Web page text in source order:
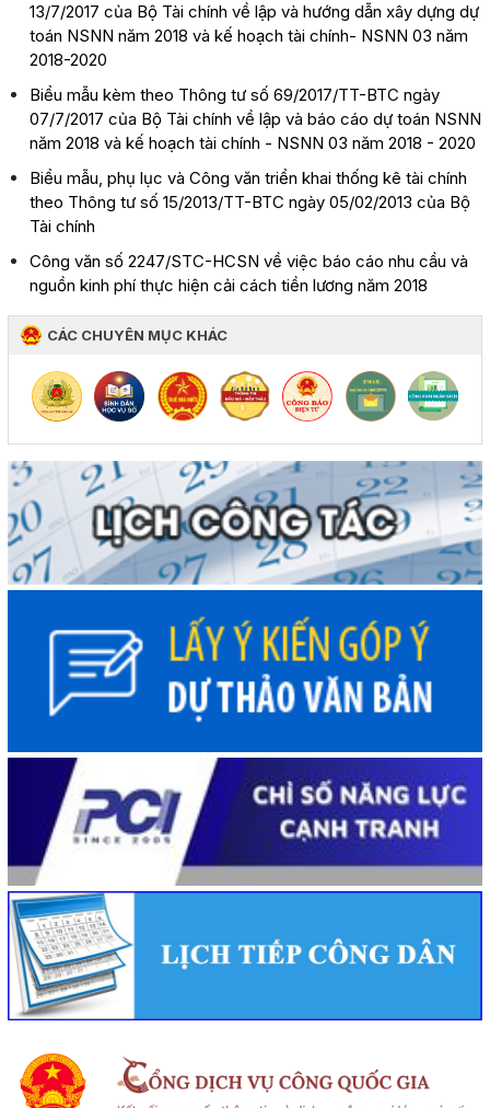
13/7/2017 của Bộ Tài chính về lập và hướng dẫn xây dựng dự
toán NSNN năm 2018 và kế hoạch tài chính- NSNN 03 năm
2018-2020
Biểu mẫu kèm theo Thông tư số 69/2017/TT-BTC ngày
07/7/2017 của Bộ Tài chính về lập và báo cáo dự toán NSNN
năm 2018 và kế hoạch tài chính - NSNN 03 năm 2018 - 2020
Biểu mẫu, phụ lục và Công văn triển khai thống kê tài chính
theo Thông tư số 15/2013/TT-BTC ngày 05/02/2013 của Bộ
Tài chính
Công văn số 2247/STC-HCSN về việc báo cáo nhu cầu và
nguồn kinh phí thực hiện cải cách tiền lương năm 2018
CÁC CHUYÊN MỤC KHÁC